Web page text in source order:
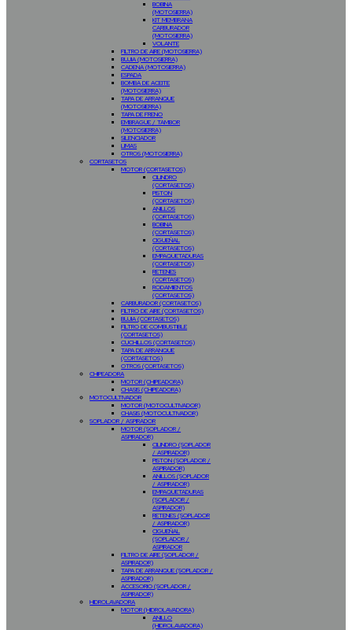
BOBINA
(MOTOSIERRA)
KIT MEMBRANA
CARBURADOR
(MOTOSIERRA)
VOLANTE
FILTRO DE AIRE (MOTOSIERRA)
BUJIA (MOTOSIERRA)
CADENA (MOTOSIERRA)
ESPADA
BOMBA DE ACEITE
(MOTOSIERRA)
TAPA DE ARRANQUE
(MOTOSIERRA)
TAPA DE FRENO
EMBRAGUE / TAMBOR
(MOTOSIERRA)
SILENCIADOR
LIMAS
OTROS (MOTOSIERRA)
CORTASETOS
MOTOR (CORTASETOS)
CILINDRO
(CORTASETOS)
PISTON
(CORTASETOS)
ANILLOS
(CORTASETOS)
BOBINA
(CORTASETOS)
CIGUEÑAL
(CORTASETOS)
EMPAQUETADURAS
(CORTASETOS)
RETENES
(CORTASETOS)
RODAMIENTOS
(CORTASETOS)
CARBURADOR (CORTASETOS)
FILTRO DE AIRE (CORTASETOS)
BUJIA (CORTASETOS)
FILTRO DE COMBUSTIBLE
(CORTASETOS)
CUCHILLOS (CORTASETOS)
TAPA DE ARRANQUE
(CORTASETOS)
OTROS (CORTASETOS)
CHIPEADORA
MOTOR (CHIPEADORA)
CHASIS (CHIPEADORA)
MOTOCULTIVADOR
MOTOR (MOTOCULTIVADOR)
CHASIS (MOTOCULTIVADOR)
SOPLADOR / ASPIRADOR
MOTOR (SOPLADOR /
ASPIRADOR)
CILINDRO (SOPLADOR
/ ASPIRADOR)
PISTON (SOPLADOR /
ASPIRADOR)
ANILLOS (SOPLADOR
/ ASPIRADOR)
EMPAQUETADURAS
(SOPLADOR /
ASPIRADOR)
RETENES (SOPLADOR
/ ASPIRADOR)
CIGUEÑAL
(SOPLADOR /
ASPIRADOR
FILTRO DE AIRE (SOPLADOR /
ASPIRADOR)
TAPA DE ARRANQUE (SOPLADOR /
ASPIRADOR)
ACCESORIO (SOPLADOR /
ASPIRADOR)
HIDROLAVADORA
MOTOR (HIDROLAVADORA)
ANILLO
(HIDROLAVADORA)